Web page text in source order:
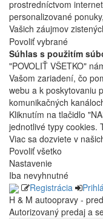
prostredníctvom
personalizované
Vašich záujmov
Povoliť vybrané
Súhlas s použitím
"POVOLIŤ VŠETKO"
Vašom zariadení, čo
webu a k poskytovaniu
komunikačných
Kliknutím na tlačidlo
jednotlivé typy cookies.
Viac sa dozviete v
Povoliť všetko
Nastavenie
Iba nevyhnutné
Registrácia
H & M autoopravy -
Autorizovaný predaj a